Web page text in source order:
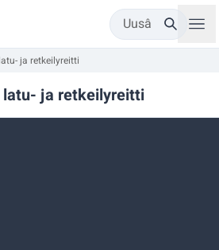
Uusâ
ja retkeilyreitti
ja retkeilyreitti